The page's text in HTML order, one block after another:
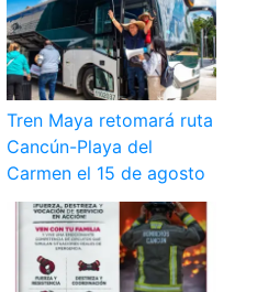
Tren Maya retomará ruta
Cancún-Playa del
Carmen el 15 de agosto